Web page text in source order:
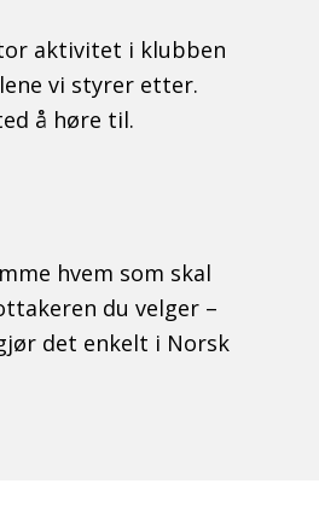
aktivitet i klubben
vi styrer etter.
å høre til.
hvem som skal
du velger –
det enkelt i Norsk